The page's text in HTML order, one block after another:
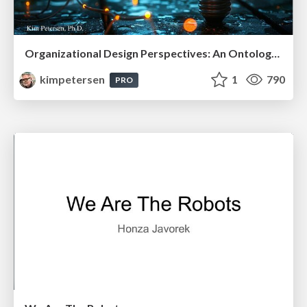
Organizational Design Perspectives: An Ontology of Organizational Design Elements
kimpetersen
PRO 1 790